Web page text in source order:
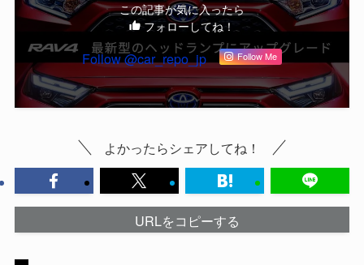
この記事が気に入ったら
フォローしてね！
Follow @car_repo_jp Follow Me
よかったらシェアしてね！
URLをコピーする